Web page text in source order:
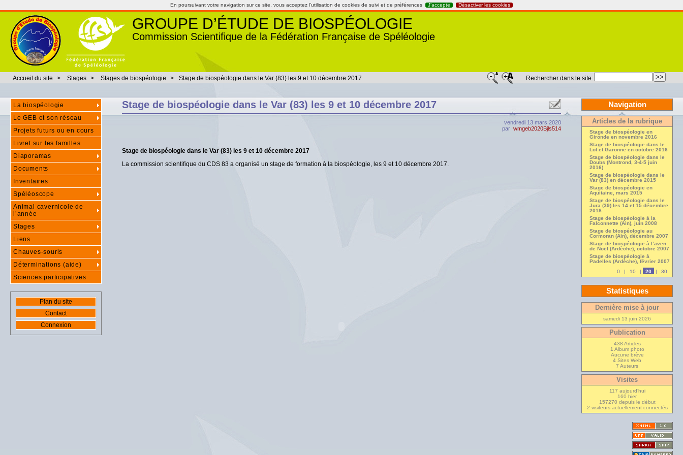
En poursuivant votre navigation sur ce site, vous acceptez l’utilisation de cookies de suivi et de préférences J’accepte Désactiver les cookies
GROUPE D’ÉTUDE DE BIOSPÉOLOGIE
Commission Scientifique de la Fédération Française de Spéléologie
Rechercher dans le site
Accueil du site > Stages > Stages de biospéologie > Stage de biospéologie dans le Var (83) les 9 et 10 décembre 2017
Stage de biospéologie dans le Var (83) les 9 et 10 décembre 2017
vendredi 13 mars 2020
par wmgeb2020Bjls514
Stage de biospéologie dans le Var (83) les 9 et 10 décembre 2017
La commission scientifique du CDS 83 a organisé un stage de formation à la biospéologie, les 9 et 10 décembre 2017.
La biospéologie
Le GEB et son réseau
Projets futurs ou en cours
Livret sur les familles
Diaporamas
Documents
Inventaires
Spéléoscope
Animal cavernicole de
l’année
Stages
Liens
Chauves-souris
Déterminations (aide)
Sciences participatives
Plan du site
Contact
Connexion
Navigation
Articles de la rubrique
Stage de biospéologie en
Gironde en novembre 2016
Stage de biospéologie dans le
Lot et Garonne en octobre 2016
Stage de biospéologie dans le
Doubs (Montrond, 3-4-5 juin
2016)
Stage de biospéologie dans le
Var (83) en décembre 2015
Stage de biospéologie en
Aquitaine, mars 2015
Stage de biospéologie dans le
Jura (39) les 14 et 15 décembre
2018
Stage de biospéologie à la
Falconnette (Ain), juin 2008
Stage de biospéologie au
Cormoran (Ain), décembre 2007
Stage de biospéologie à l’aven
de Noël (Ardèche), octobre 2007
Stage de biospéologie à
Padelles (Ardèche), février 2007
0
| 10 | 20 | 30
Statistiques
Dernière mise à jour
samedi 13 juin 2026
Publication
438 Articles
1 Album photo
Aucune brève
4 Sites Web
7 Auteurs
Visites
117 aujourd’hui
160 hier
157270 depuis le début
2 visiteurs actuellement connectés